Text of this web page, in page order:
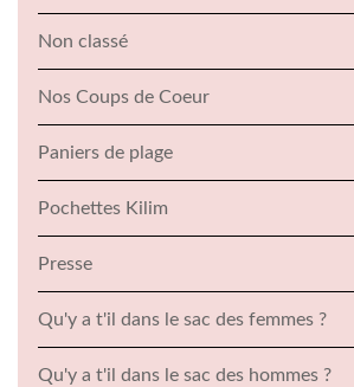
Non classé
Nos Coups de Coeur
Paniers de plage
Pochettes Kilim
Presse
Qu'y a t'il dans le sac des femmes ?
Qu'y a t'il dans le sac des hommes ?